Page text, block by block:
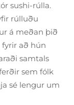
sushi-rúlla.
rúlluðu
á meðan þið
að hún
samtals
sem fólk
sé lengur um